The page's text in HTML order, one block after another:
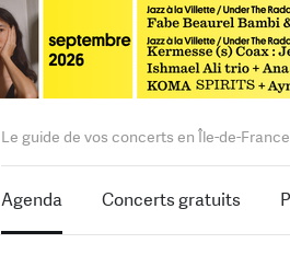
Le guide de vos concerts en Île-de-France
Agenda Concerts gratuits